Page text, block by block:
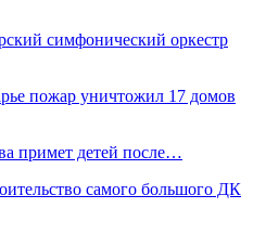
симфонический оркестр
пожар уничтожил 17 домов
примет детей после…
самого большого ДК